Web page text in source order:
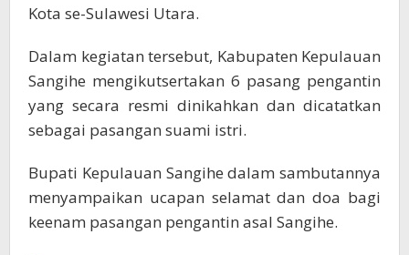
Kota se-Sulawesi Utara.
Dalam kegiatan tersebut, Kabupaten Kepulauan
Sangihe mengikutsertakan 6 pasang pengantin
yang secara resmi dinikahkan dan dicatatkan
sebagai pasangan suami istri.
Bupati Kepulauan Sangihe dalam sambutannya
menyampaikan ucapan selamat dan doa bagi
keenam pasangan pengantin asal Sangihe.